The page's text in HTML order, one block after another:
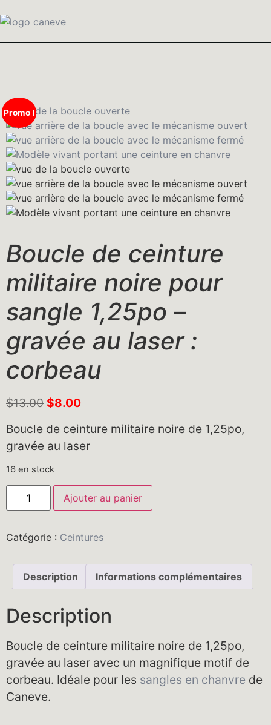
Promo !
Boucle de ceinture
militaire noire pour
sangle 1,25po –
gravée au laser :
corbeau
$13.00 $8.00
Boucle de ceinture militaire noire de 1,25po,
gravée au laser
16 en stock
Ajouter au panier
Catégorie : Ceintures
Description Informations complémentaires
Description
Boucle de ceinture militaire noire de 1,25po,
gravée au laser avec un magnifique motif de
corbeau. Idéale pour les sangles en chanvre de
Caneve.